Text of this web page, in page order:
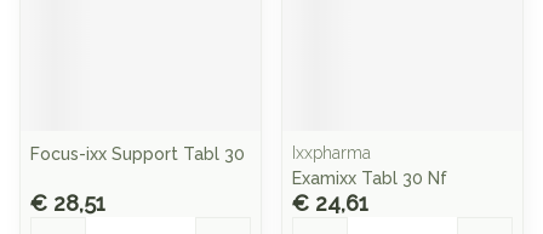
Focus-ixx Support Tabl 30
€ 28,51
Ixxpharma
Examixx Tabl 30 Nf
€ 24,61